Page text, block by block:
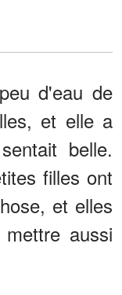
d'eau de
et elle a
belle.
filles ont
et elles
aussi